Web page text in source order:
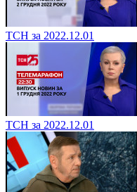
ТСН за 2022.12.01
ТСН за 2022.12.01